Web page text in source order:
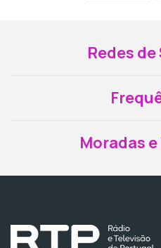
Redes
Moradas